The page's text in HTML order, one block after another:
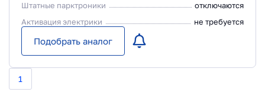
Штатные парктроники
отключаются
Активация электрики
не требуется
Подобрать аналог
1